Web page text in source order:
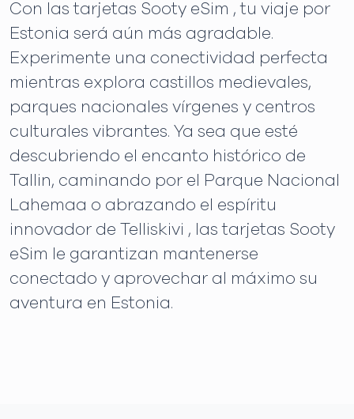
Con las tarjetas Sooty eSim , tu viaje por
Estonia será aún más agradable.
Experimente una conectividad perfecta
mientras explora castillos medievales,
parques nacionales vírgenes y centros
culturales vibrantes. Ya sea que esté
descubriendo el encanto histórico de
Tallin, caminando por el Parque Nacional
Lahemaa o abrazando el espíritu
innovador de Telliskivi , las tarjetas Sooty
eSim le garantizan mantenerse
conectado y aprovechar al máximo su
aventura en Estonia.